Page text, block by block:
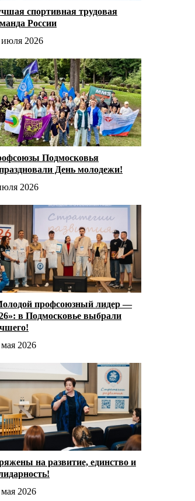
спортивная трудовая
России
июля 2026
Подмосковья
День молодежи!
2026
профсоюзный лидер —
в Подмосковье выбрали
2026
на развитие, единство и
2026